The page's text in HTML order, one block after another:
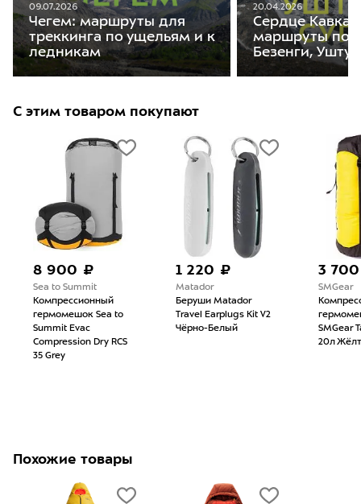
09.07.2026
Чегем: маршруты для
треккинга по ущельям и к
ледникам
20.04.2026
Сердце
маршруты
Безенги,
С этим товаром покупают
8 900 ₽
Sea to Summit
Компрессионный
гермомешок Sea to
Summit Evac
Compression Dry RCS
35 Grey
1 220 ₽
Matador
Беруши Matador
Travel Earplugs Kit V2
Чёрно-Белый
3
SMGear
SMGear
20л
Похожие товары